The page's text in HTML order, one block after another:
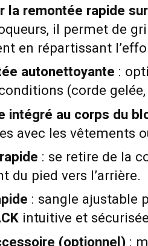
la remontée rapide
il permet de
en répartissant
autonettoyante :
(corde
intégré au corps du
avec les vêtements
: se retire de la
du pied vers l’arrière.
: sangle ajustable
intuitive et